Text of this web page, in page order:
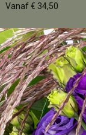
Vanaf € 34,50